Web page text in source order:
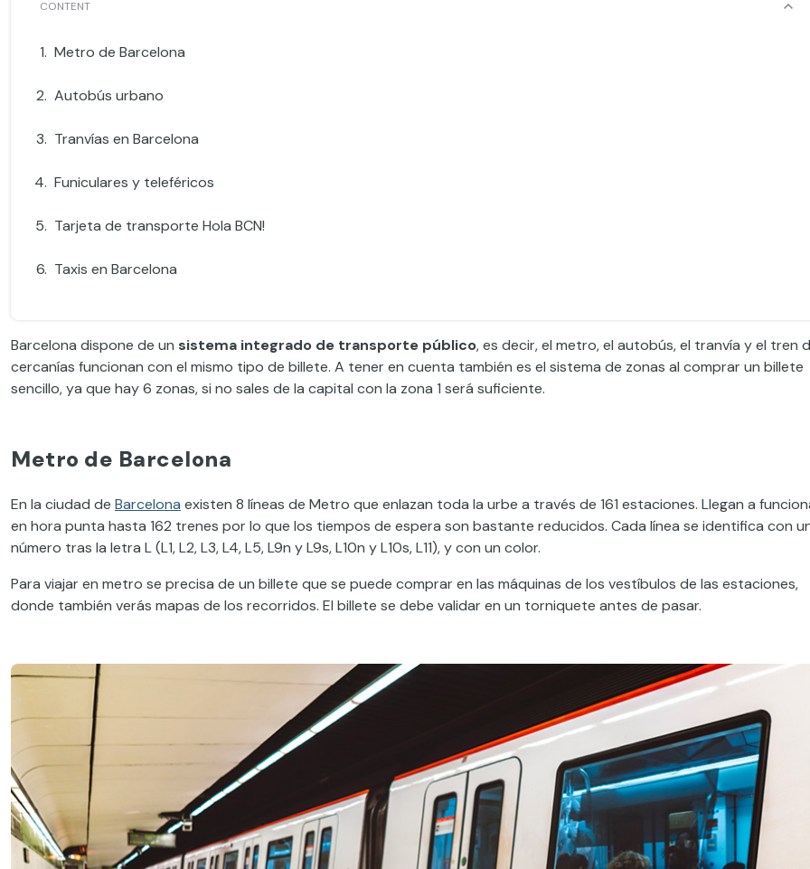
Metro de Barcelona
Autobús urbano
Tranvías en Barcelona
Funiculares y teleféricos
Tarjeta de transporte Hola BCN!
Taxis en Barcelona
Barcelona dispone de un sistema integrado de transporte público, es decir, el metro, el autobús, el tranvía y el tren
cercanías funcionan con el mismo tipo de billete. A tener en cuenta también es el sistema de zonas al comprar un billete
sencillo, ya que hay 6 zonas, si no sales de la capital con la zona 1 será suficiente.
Metro de Barcelona
En la ciudad de Barcelona existen 8 líneas de Metro que enlazan toda la urbe a través de 161 estaciones. Llegan a
en hora punta hasta 162 trenes por lo que los tiempos de espera son bastante reducidos. Cada línea se identifica con
número tras la letra L (L1, L2, L3, L4, L5, L9n y L9s, L10n y L10s, L11), y con un color.
Para viajar en metro se precisa de un billete que se puede comprar en las máquinas de los vestíbulos de las estaciones,
donde también verás mapas de los recorridos. El billete se debe validar en un torniquete antes de pasar.